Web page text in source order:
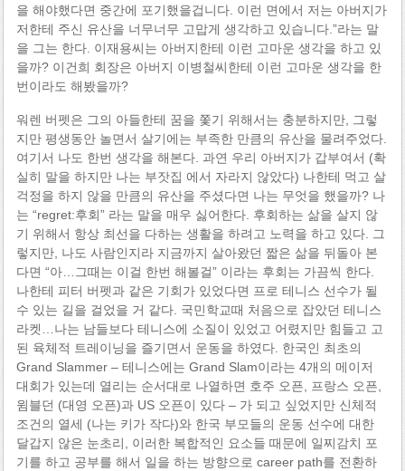
을 해야했다면 중간에 포기했을겁니다. 이런 면에서 저는 아버지가
저한테 주신 유산을 너무너무 고맙게 생각하고 있습니다.”라는 말
을 그는 한다. 이재용씨는 아버지한테 이런 고마운 생각을 하고 있
을까? 이건희 회장은 아버지 이병철씨한테 이런 고마운 생각을 한
번이라도 해봤을까?
워렌 버펫은 그의 아들한테 꿈을 쫓기 위해서는 충분하지만, 그렇
지만 평생동안 놀면서 살기에는 부족한 만큼의 유산을 물려주었다.
여기서 나도 한번 생각을 해본다. 과연 우리 아버지가 갑부여서 (확
실히 말을 하지만 나는 부잣집 에서 자라지 않았다) 나한테 먹고 살
걱정을 하지 않을 만큼의 유산을 주셨다면 나는 무엇을 했을까? 나
는 “regret:후회” 라는 말을 매우 싫어한다. 후회하는 삶을 살지 않
기 위해서 항상 최선을 다하는 생활을 하려고 노력을 하고 있다. 그
렇지만, 나도 사람인지라 지금까지 살아왔던 짧은 삶을 뒤돌아 본
다면 “아…그때는 이걸 한번 해볼걸” 이라는 후회는 가끔씩 한다.
나한테 피터 버펫과 같은 기회가 있었다면 프로 테니스 선수가 될
수 있는 길을 걸었을 거 같다. 국민학교때 처음으로 잡았던 테니스
라켓…나는 남들보다 테니스에 소질이 있었고 어렸지만 힘들고 고
된 육체적 트레이닝을 즐기면서 운동을 하였다. 한국인 최초의
Grand Slammer – 테니스에는 Grand Slam이라는 4개의 메이저
대회가 있는데 열리는 순서대로 나열하면 호주 오픈, 프랑스 오픈,
윔블던 (대영 오픈)과 US 오픈이 있다 – 가 되고 싶었지만 신체적
조건의 열세 (나는 키가 작다)와 한국 부모들의 운동 선수에 대한
달갑지 않은 눈초리, 이러한 복합적인 요소들 때문에 일찌감치 포
기를 하고 공부를 해서 일을 하는 방향으로 career path를 전환하